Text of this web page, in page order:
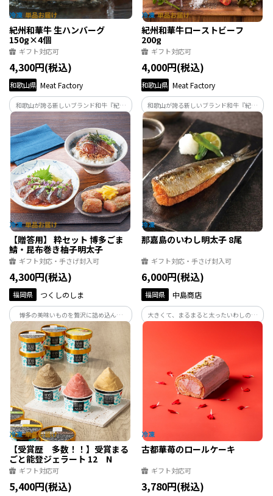
紀州和華牛 生ハンバーグ
150g×4個
ギフト対応可
4,300円(税込)
和歌山県 Meat Factory
和歌山が誇る新しいブランド和牛『紀州
和華牛』を100％使用したハンバーグをお
届け。究極にあっさりした肉質と上品な
味わいは、老若男女問わずお楽しみいた
だけます。
紀州和華牛ローストビーフ
200g
ギフト対応可
4,000円(税込)
和歌山県 Meat Factory
和歌山が誇る新しいブランド和牛『紀州
和華牛』を使用したローストビーフをお
届け。究極にあっさりした肉質と上品な
味わいは、老若男女問わずお楽しみいた
だけるため、ご自宅用のみならず贈答用
でもご活用頂けます。
【贈答用】 粋セット 博多ごま
鯖・昆布巻き柚子明太子
ギフト対応・手さげ封入可
4,300円(税込)
福岡県 つくしのしま
博多の美味いものを贅沢に詰め込んだ
「粋セット」。博多名物の博多ごま鯖を
４パックと昆布巻き柚子明太子を１パッ
クをセットをお届けします。大切な方への
贈り物に最適！
那嘉島のいわし明太子 8尾
ギフト対応・手さげ封入可
6,000円(税込)
福岡県 中島商店
大きくて、まるまると太ったいわしのお
の味は、箸が止まらなくなるほどのおい
しさです。
【受賞歴 多数！！】受賞まる
ごと能登ジェラート 12 N
ギフト対応可
5,400円(税込)
古都華苺のロールケーキ
ギフト対応可
3,780円(税込)